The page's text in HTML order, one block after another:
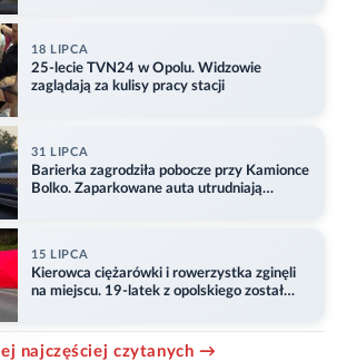
18 LIPCA
25-lecie TVN24 w Opolu. Widzowie
zaglądają za kulisy pracy stacji
31 LIPCA
Barierka zagrodziła pobocze przy Kamionce
Bolko. Zaparkowane auta utrudniają
15 LIPCA
Kierowca ciężarówki i rowerzystka zginęli
na miejscu. 19-latek z opolskiego został
najczęściej czytanych →